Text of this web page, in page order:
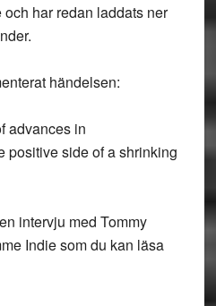
har redan laddats ner
händelsen:
advances in
side of a shrinking
intervju med Tommy
Indie som du kan läsa